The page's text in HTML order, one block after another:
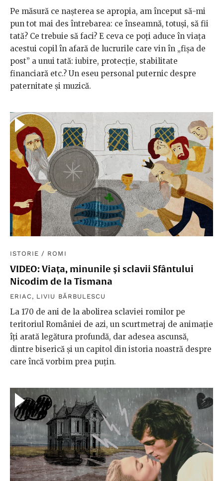
Pe măsură ce nașterea se apropia, am început să-mi
pun tot mai des întrebarea: ce înseamnă, totuși, să fii
tată? Ce trebuie să faci? E ceva ce poți aduce în viața
acestui copil în afară de lucrurile care vin în „fișa de
post” a unui tată: iubire, protecție, stabilitate
financiară etc.? Un eseu personal puternic despre
paternitate și muzică.
ISTORIE / ROMI
VIDEO: Viața, minunile și sclavii Sfântului
Nicodim de la Tismana
ERIAC , LIVIU BĂRBULESCU
La 170 de ani de la abolirea sclaviei romilor pe
teritoriul României de azi, un scurtmetraj de animație
îți arată legătura profundă, dar adesea ascunsă,
dintre biserică și un capitol din istoria noastră despre
care încă vorbim prea puțin.